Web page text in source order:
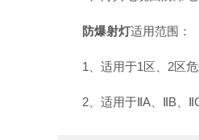
防爆射灯适用范围：
1、适用于1区、2区危
2、适用于ⅡA、ⅡB、ⅡC